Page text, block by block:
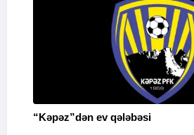
“Kəpəz”dən ev qələbəsi